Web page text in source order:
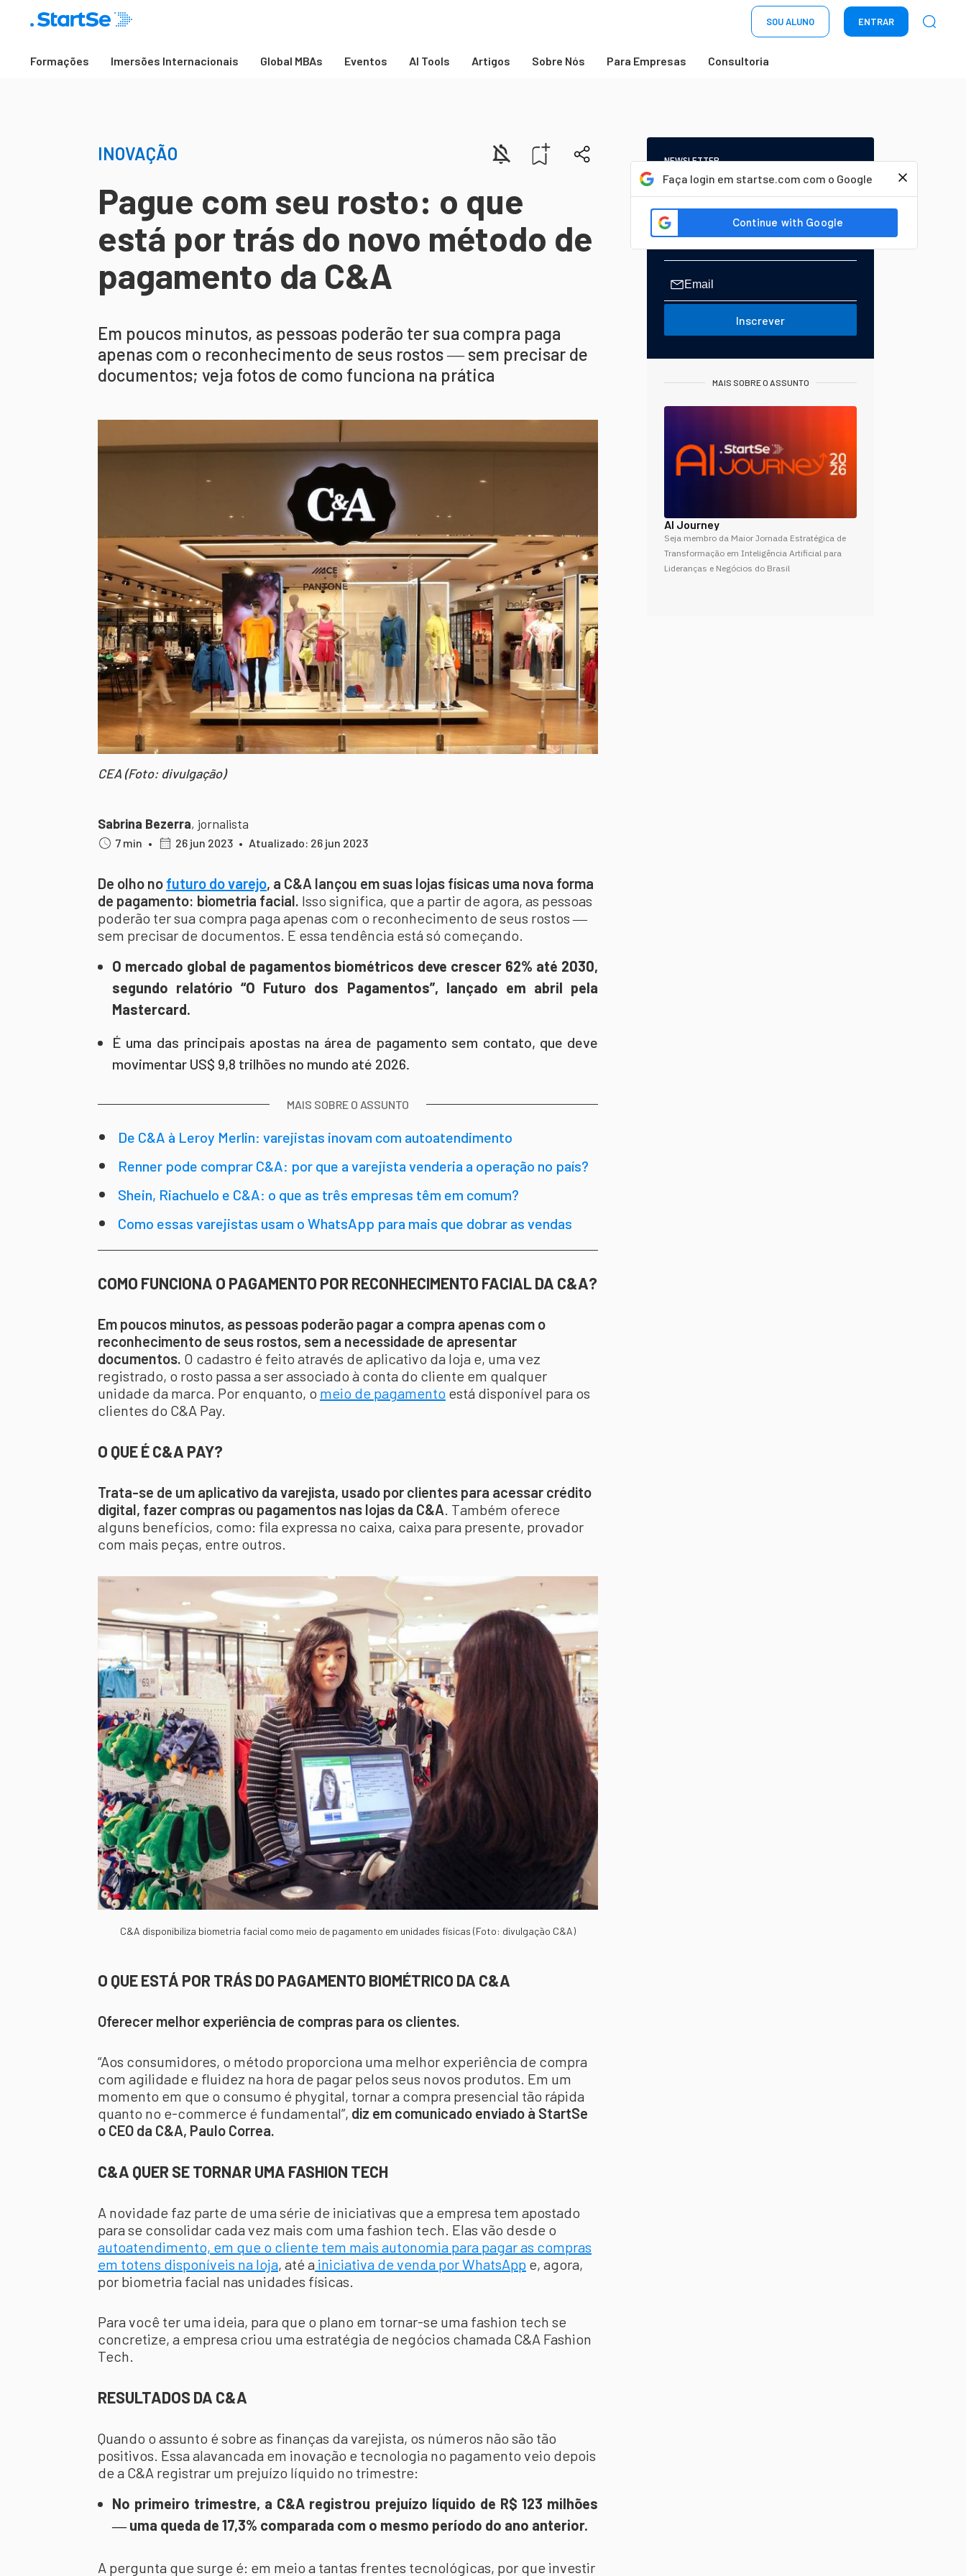
SOU ALUNO ENTRAR
Formações Imersões Internacionais Global MBAs Eventos AI Tools Artigos Sobre Nós Para Empresas Consultoria
Faça login em startse.com com o Google
INOVAÇÃO
Pague com seu rosto: o que
está por trás do novo método de
pagamento da C&A
Em poucos minutos, as pessoas poderão ter sua compra paga
apenas com o reconhecimento de seus rostos ― sem precisar de
documentos; veja fotos de como funciona na prática
CEA (Foto: divulgação)
Sabrina Bezerra, jornalista
7 min • 26 jun 2023 • Atualizado: 26 jun 2023
De olho no futuro do varejo, a C&A lançou em suas lojas físicas uma nova forma
de pagamento: biometria facial. Isso significa, que a partir de agora, as pessoas
poderão ter sua compra paga apenas com o reconhecimento de seus rostos ―
sem precisar de documentos. E essa tendência está só começando.
O mercado global de pagamentos biométricos deve crescer 62% até 2030,
segundo relatório “O Futuro dos Pagamentos”, lançado em abril pela
Mastercard.
É uma das principais apostas na área de pagamento sem contato, que deve
movimentar US$ 9,8 trilhões no mundo até 2026.
MAIS SOBRE O ASSUNTO
De C&A à Leroy Merlin: varejistas inovam com autoatendimento
Renner pode comprar C&A: por que a varejista venderia a operação no país?
Shein, Riachuelo e C&A: o que as três empresas têm em comum?
Como essas varejistas usam o WhatsApp para mais que dobrar as vendas
COMO FUNCIONA O PAGAMENTO POR RECONHECIMENTO FACIAL DA C&A?
Em poucos minutos, as pessoas poderão pagar a compra apenas com o
reconhecimento de seus rostos, sem a necessidade de apresentar
documentos. O cadastro é feito através de aplicativo da loja e, uma vez
registrado, o rosto passa a ser associado à conta do cliente em qualquer
unidade da marca. Por enquanto, o meio de pagamento está disponível para os
clientes do C&A Pay.
O QUE É C&A PAY?
Trata-se de um aplicativo da varejista, usado por clientes para acessar crédito
digital, fazer compras ou pagamentos nas lojas da C&A. Também oferece
alguns benefícios, como: fila expressa no caixa, caixa para presente, provador
com mais peças, entre outros.
C&A disponibiliza biometria facial como meio de pagamento em unidades físicas (Foto: divulgação C&A)
O QUE ESTÁ POR TRÁS DO PAGAMENTO BIOMÉTRICO DA C&A
Oferecer melhor experiência de compras para os clientes.
“Aos consumidores, o método proporciona uma melhor experiência de compra
com agilidade e fluidez na hora de pagar pelos seus novos produtos. Em um
momento em que o consumo é phygital, tornar a compra presencial tão rápida
quanto no e-commerce é fundamental”, diz em comunicado enviado à StartSe
o CEO da C&A, Paulo Correa.
C&A QUER SE TORNAR UMA FASHION TECH
A novidade faz parte de uma série de iniciativas que a empresa tem apostado
para se consolidar cada vez mais com uma fashion tech. Elas vão desde o
autoatendimento, em que o cliente tem mais autonomia para pagar as compras
em totens disponíveis na loja, até a iniciativa de venda por WhatsApp e, agora,
por biometria facial nas unidades físicas.
Para você ter uma ideia, para que o plano em tornar-se uma fashion tech se
concretize, a empresa criou uma estratégia de negócios chamada C&A Fashion
Tech.
RESULTADOS DA C&A
Quando o assunto é sobre as finanças da varejista, os números não são tão
positivos. Essa alavancada em inovação e tecnologia no pagamento veio depois
de a C&A registrar um prejuízo líquido no trimestre:
No primeiro trimestre, a C&A registrou prejuízo líquido de R$ 123 milhões
― uma queda de 17,3% comparada com o mesmo período do ano anterior.
A pergunta que surge é: em meio a tantas frentes tecnológicas, por que investir
NEWSLETTER
Start Seu dia:
A Newsletter do AGORA!
Inscrever
MAIS SOBRE O ASSUNTO
AI Journey
Seja membro da Maior Jornada Estratégica de
Transformação em Inteligência Artificial para
Lideranças e Negócios do Brasil